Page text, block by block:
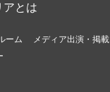
アとは
ーム
メディア出演・掲載